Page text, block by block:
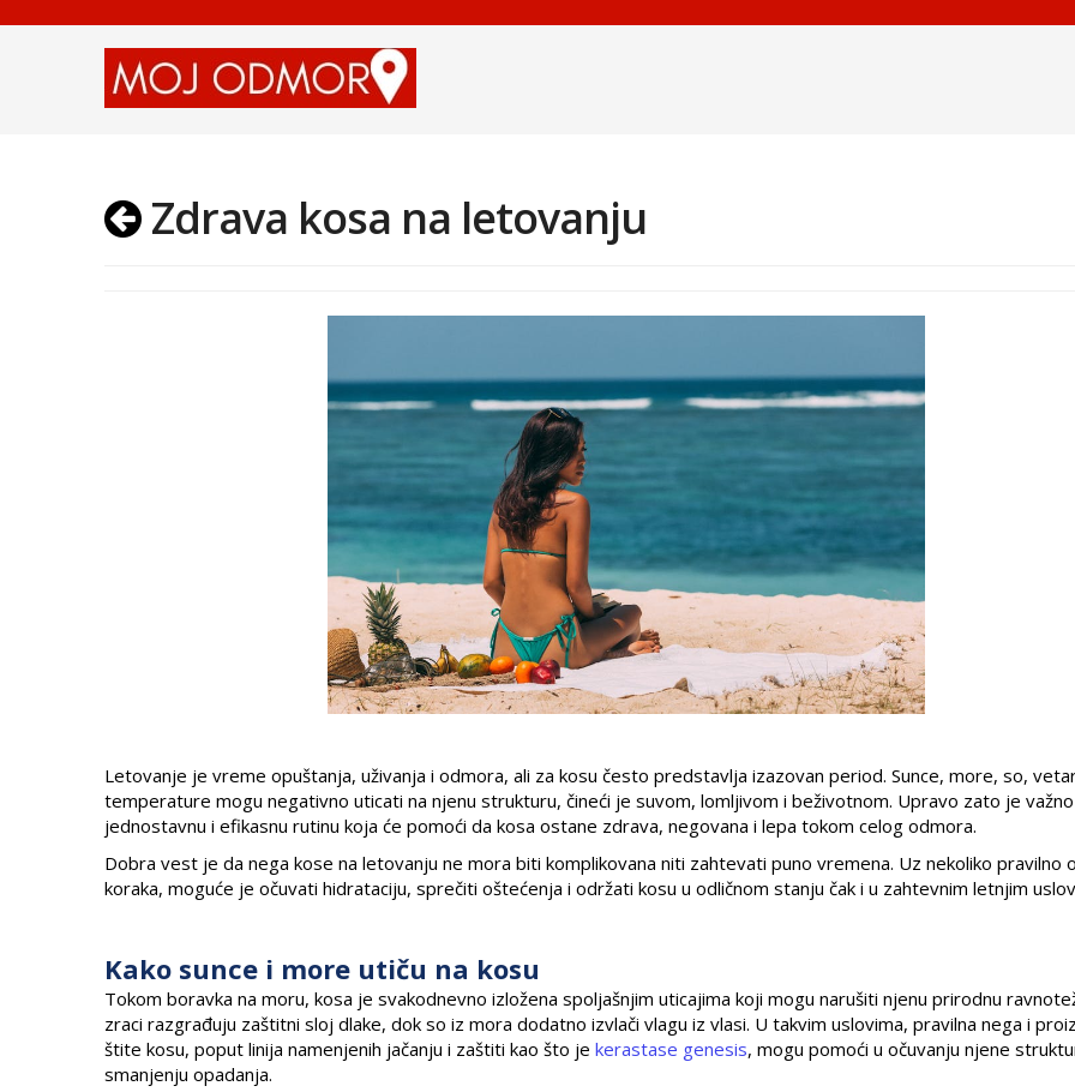
Zdrava kosa na letovanju
Letovanje je vreme opuštanja, uživanja i odmora, ali za kosu često predstavlja izazovan period. Sunce, more, so,
temperature mogu negativno uticati na njenu strukturu, čineći je suvom, lomljivom i beživotnom. Upravo zato je
jednostavnu i efikasnu rutinu koja će pomoći da kosa ostane zdrava, negovana i lepa tokom celog odmora.
Dobra vest je da nega kose na letovanju ne mora biti komplikovana niti zahtevati puno vremena. Uz nekoliko pravilno
koraka, moguće je očuvati hidrataciju, sprečiti oštećenja i održati kosu u odličnom stanju čak i u zahtevnim letnjim
Kako sunce i more utiču na kosu
Tokom boravka na moru, kosa je svakodnevno izložena spoljašnjim uticajima koji mogu narušiti njenu prirodnu
zraci razgrađuju zaštitni sloj dlake, dok so iz mora dodatno izvlači vlagu iz vlasi. U takvim uslovima, pravilna nega i
štite kosu, poput linija namenjenih jačanju i zaštiti kao što je kerastase genesis, mogu pomoći u očuvanju njene
smanjenju opadanja.